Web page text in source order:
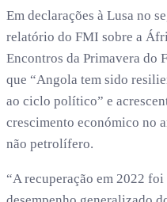
Em declarações à Lusa no
relatório do FMI sobre a
Encontros da Primavera do
que “Angola tem sido
ao ciclo político” e
crescimento económico no
não petrolífero.
“A recuperação em 2022